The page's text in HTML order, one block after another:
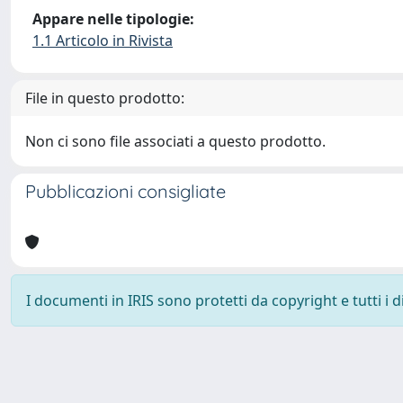
Appare nelle tipologie:
1.1 Articolo in Rivista
File in questo prodotto:
Non ci sono file associati a questo prodotto.
Pubblicazioni consigliate
I documenti in IRIS sono protetti da copyright e tutti i